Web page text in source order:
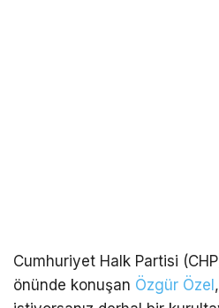
Cumhuriyet Halk Partisi
önünde konuşan Özgür Özel